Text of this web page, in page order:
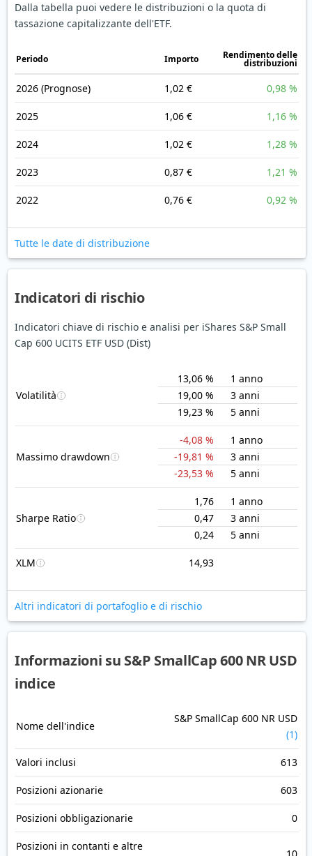
Dalla tabella puoi vedere le distribuzioni o la quota di
tassazione capitalizzante dell'ETF.
Periodo Importo Rendimento delle
distribuzioni
2026 (Prognose) 1,02 € 0,98 %
2025 1,06 € 1,16 %
2024 1,02 € 1,28 %
2023 0,87 € 1,21 %
2022 0,76 € 0,92 %
Tutte le date di distribuzione
Indicatori di rischio
Indicatori chiave di rischio e analisi per iShares S&P Small
Cap 600 UCITS ETF USD (Dist)
Volatilità
13,06 %
1 anno
19,00 %
3 anni
19,23 %
5 anni
Massimo drawdown
-4,08 %
1 anno
-19,81 %
3 anni
-23,53 %
5 anni
Sharpe Ratio
1,76
1 anno
0,47
3 anni
0,24
5 anni
XLM 14,93
Altri indicatori di portafoglio e di rischio
Informazioni su S&P SmallCap 600 NR USD
indice
Nome dell'indice
S&P SmallCap 600 NR USD
(1)
Valori inclusi 613
Posizioni azionarie 603
Posizioni obbligazionarie 0
Posizioni in contanti e altre